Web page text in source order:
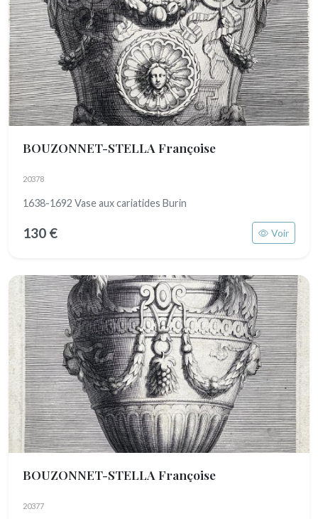
BOUZONNET-STELLA Françoise
20378
1638-1692 Vase aux cariatides Burin
130 € Voir
BOUZONNET-STELLA Françoise
20377